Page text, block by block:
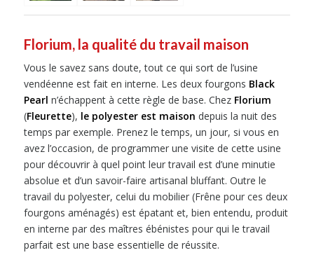
Florium, la qualité du travail maison
Vous le savez sans doute, tout ce qui sort de l’usine
vendéenne est fait en interne. Les deux fourgons Black
Pearl n’échappent à cette règle de base. Chez Florium
(Fleurette), le polyester est maison depuis la nuit des
temps par exemple. Prenez le temps, un jour, si vous en
avez l’occasion, de programmer une visite de cette usine
pour découvrir à quel point leur travail est d’une minutie
absolue et d’un savoir-faire artisanal bluffant. Outre le
travail du polyester, celui du mobilier (Frêne pour ces deux
fourgons aménagés) est épatant et, bien entendu, produit
en interne par des maîtres ébénistes pour qui le travail
parfait est une base essentielle de réussite.